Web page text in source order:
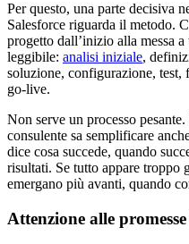
Per questo, una parte decisiva
Salesforce riguarda il metodo.
progetto dall’inizio alla messa
leggibile: analisi iniziale,
soluzione, configurazione, test,
go-live.
Non serve un processo
consulente sa semplificare
dice cosa succede, quando
risultati. Se tutto appare troppo
emergano più avanti, quando
Attenzione alle